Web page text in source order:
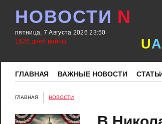
НОВОСТИ N
пятница, 7 Августа 2026 23:50
1626 дней войны
UA
ГЛАВНАЯ ВАЖНЫЕ НОВОСТИ
ГЛАВНАЯ НОВОСТИ